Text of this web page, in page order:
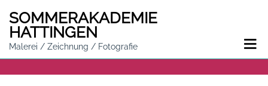
SOMMERAKADEMIE
HATTINGEN
Malerei / Zeichnung / Fotografie